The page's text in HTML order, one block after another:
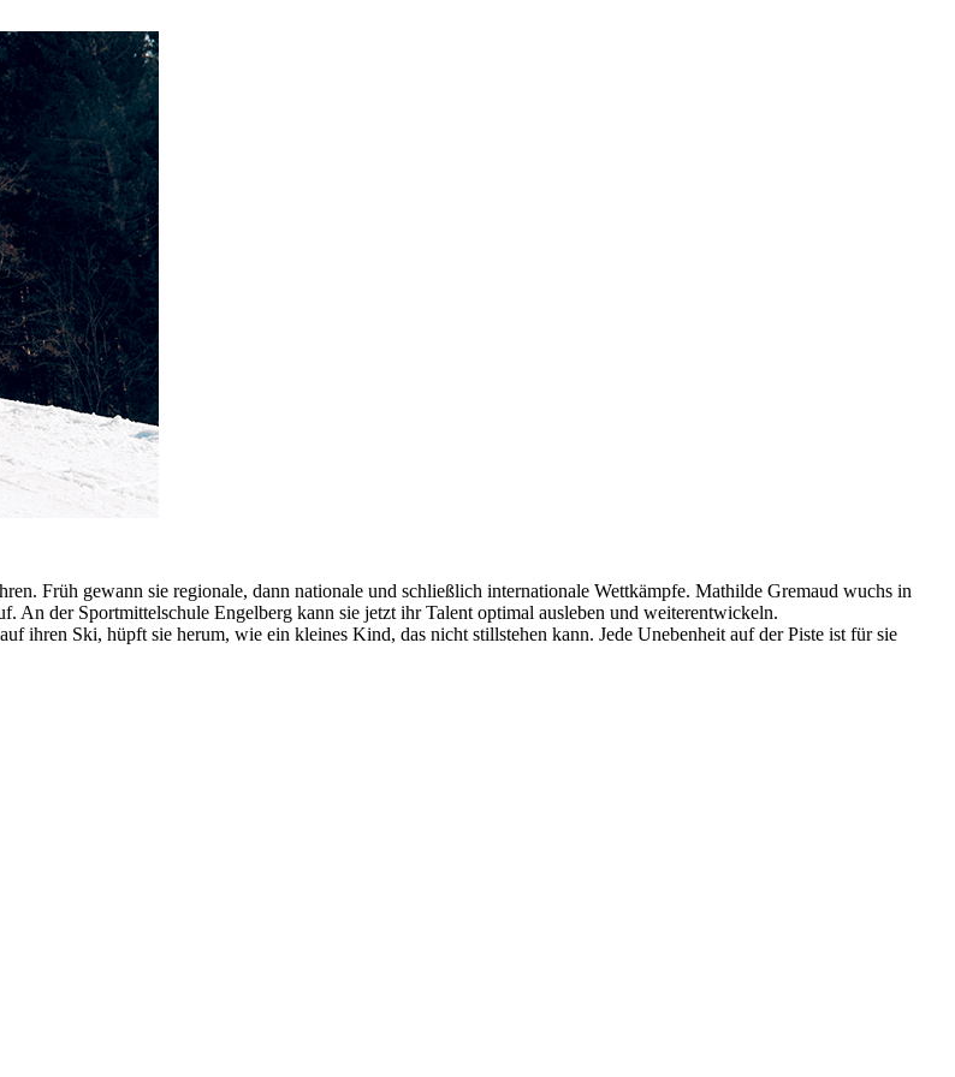
Früh gewann sie regionale, dann nationale und schließlich internationale Wettkämpfe. Mathilde Gremaud wuchs in
An der Sportmittelschule Engelberg kann sie jetzt ihr Talent optimal ausleben und weiterentwickeln.
ihren Ski, hüpft sie herum, wie ein kleines Kind, das nicht stillstehen kann. Jede Unebenheit auf der Piste ist für sie